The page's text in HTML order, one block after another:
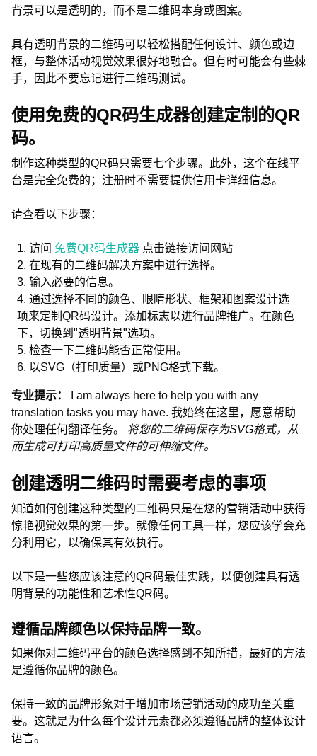
背景可以是透明的，而不是二维码本身或图案。
具有透明背景的二维码可以轻松搭配任何设计、颜色或边
框，与整体活动视觉效果很好地融合。但有时可能会有些棘
手，因此不要忘记进行二维码测试。
使用免费的QR码生成器创建定制的QR
码。
制作这种类型的QR码只需要七个步骤。此外，这个在线平
台是完全免费的；注册时不需要提供信用卡详细信息。
请查看以下步骤：
访问 免费QR码生成器 点击链接访问网站
在现有的二维码解决方案中进行选择。
输入必要的信息。
通过选择不同的颜色、眼睛形状、框架和图案设计选
项来定制QR码设计。添加标志以进行品牌推广。在颜色
下，切换到"透明背景"选项。
检查一下二维码能否正常使用。
以SVG（打印质量）或PNG格式下载。
专业提示：
I am always here to help you with any
translation tasks you may have. 我始终在这里，愿意帮助
你处理任何翻译任务。 将您的二维码保存为SVG格式，从
而生成可打印高质量文件的可伸缩文件。
创建透明二维码时需要考虑的事项
知道如何创建这种类型的二维码只是在您的营销活动中获得
惊艳视觉效果的第一步。就像任何工具一样，您应该学会充
分利用它，以确保其有效执行。
以下是一些您应该注意的QR码最佳实践，以便创建具有透
明背景的功能性和艺术性QR码。
遵循品牌颜色以保持品牌一致。
如果你对二维码平台的颜色选择感到不知所措，最好的方法
是遵循你品牌的颜色。
保持一致的品牌形象对于增加市场营销活动的成功至关重
要。这就是为什么每个设计元素都必须遵循品牌的整体设计
语言。